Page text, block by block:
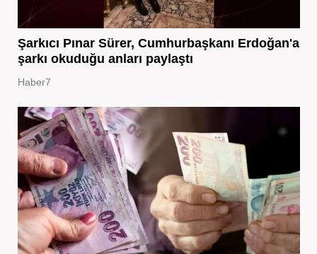
Şarkıcı Pınar Sürer, Cumhurbaşkanı Erdoğan'a
şarkı okuduğu anları paylaştı
Haber7